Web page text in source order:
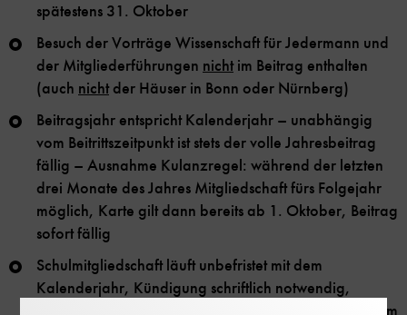
spätestens 31. Oktober
Besuch der Vorträge Wissenschaft für Jedermann und
der Mitgliederführungen nicht im Beitrag enthalten
(auch nicht der Häuser in Bonn oder Nürnberg)
Beitragsjahr entspricht Kalenderjahr – unabhängig
vom Beitrittszeitpunkt ist stets der volle Jahresbeitrag
fällig – Ausnahme Kulanzregel: während der letzten
drei Monate des Jahres Mitgliedschaft fürs Folgejahr
möglich, Karte gilt dann bereits ab 1. Oktober, Beitrag
sofort fällig
Schulmitgliedschaft läuft unbefristet mit dem
Kalenderjahr, Kündigung schriftlich notwendig,
jederzeit, spätestens bis 31. Oktober, mit Wirkung zum